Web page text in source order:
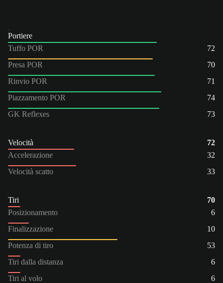
Portiere
Tuffo POR
72
Presa POR
70
Rinvio POR
71
Piazzamento POR
74
GK Reflexes
73
Velocità
72
Accelerazione
32
Velocità scatto
33
Tiri
70
Posizionamento
6
Finalizzazione
10
Potenza di tiro
53
Tiri dalla distanza
6
Tiri al volo
6